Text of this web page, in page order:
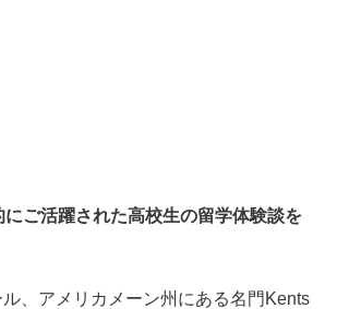
ご活躍された高校生の留学体験談を
、アメリカメーン州にある名門Kents